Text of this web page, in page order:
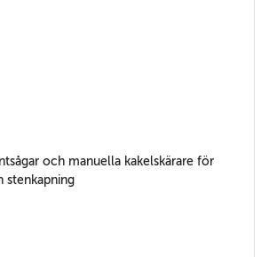
och manuella kakelskärare för
stenkapning